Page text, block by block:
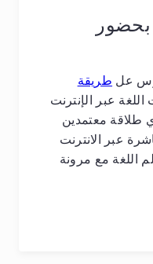
عل طريقة
عبر الإنترنت
طلاقة معتمدين
عبر الانترنت
اللغة مع مرونة